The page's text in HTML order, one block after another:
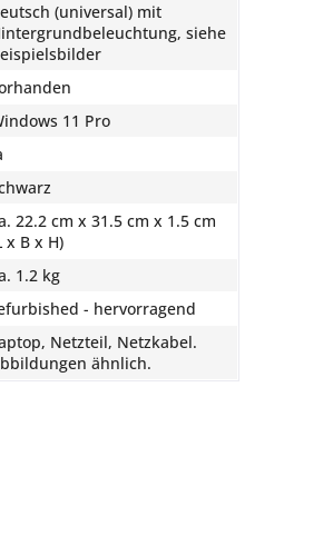
(universal) mit
siehe
11 Pro
22.2 cm x 31.5 cm x 1.5 cm
x B x H)
1.2 kg
- hervorragend
Netzteil, Netzkabel.
ähnlich.